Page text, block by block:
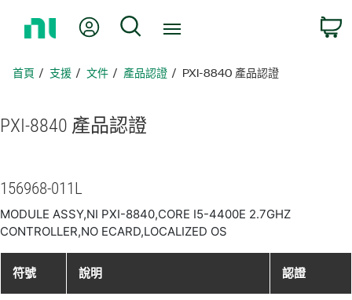
頁
我的帳號 搜尋
首頁 支援 文件 產品認證 PXI-8840 產品認證
PXI-8840 產品認證
156968-011L
MODULE ASSY,NI PXI-8840,CORE I5-4400E 2.7GHZ
CONTROLLER,NO ECARD,LOCALIZED OS
符號 說明 認證